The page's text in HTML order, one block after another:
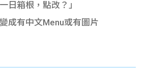
日箱根，點改？」
成有中文Menu或有圖片